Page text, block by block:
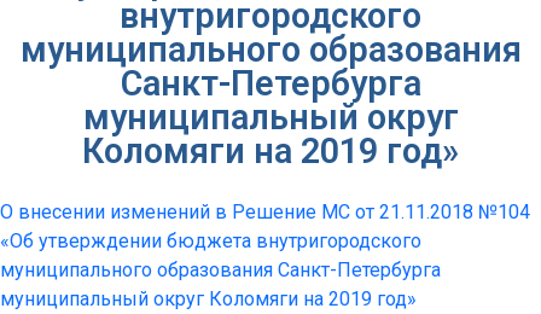
внутригородского
муниципального образования
Санкт-Петербурга
муниципальный округ
Коломяги на 2019 год»
О внесении изменений в Решение МС от 21.11.2018 №104
«Об утверждении бюджета внутригородского
муниципального образования Санкт-Петербурга
муниципальный округ Коломяги на 2019 год»